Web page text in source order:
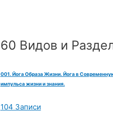
60 Видов и
001. Йога Образа Жизни. Йога в
импульса жизни и знания.
104 Записи